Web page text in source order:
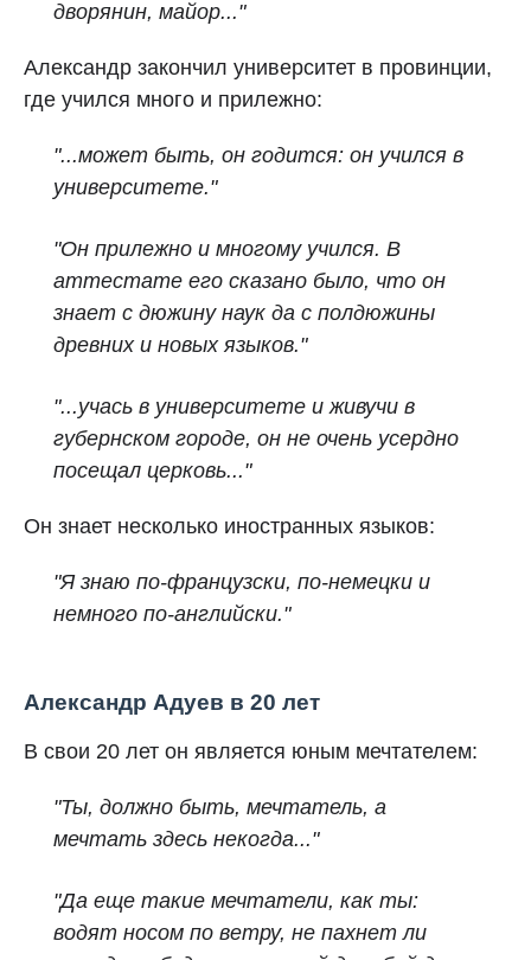
дворянин, майор..."
Александр закончил университет в провинции,
где учился много и прилежно:
"...может быть, он годится: он учился в
университете."
"Он прилежно и многому учился. В
аттестате его сказано было, что он
знает с дюжину наук да с полдюжины
древних и новых языков."
"...учась в университете и живучи в
губернском городе, он не очень усердно
посещал церковь..."
Он знает несколько иностранных языков:
"Я знаю по‑французски, по‑немецки и
немного по‑английски."
Александр Адуев в 20 лет
В свои 20 лет он является юным мечтателем:
"Ты, должно быть, мечтатель, а
мечтать здесь некогда..."
"Да еще такие мечтатели, как ты:
водят носом по ветру, не пахнет ли